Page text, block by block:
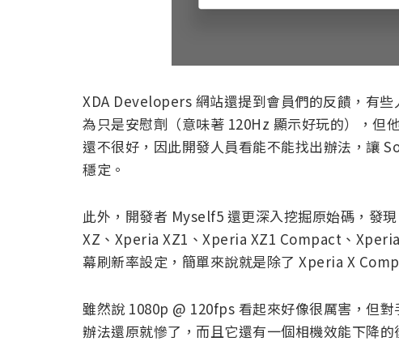
XDA Developers 網站還提到會員們的反饋，有
為只是安慰劑（意味著 120Hz 顯示好玩的），
還不很好，因此開發人員看能不能找出辦法，讓
穩定。
此外，開發者 Myself5 還更深入挖掘原始碼，
XZ、Xperia XZ1、Xperia XZ1 Compact、
幕刷新率設定，簡單來說就是除了 Xperia X
雖然說 1080p @ 120fps 看起來好像很厲害，但
辦法還原就慘了，而且它還有一個相機效能下降的